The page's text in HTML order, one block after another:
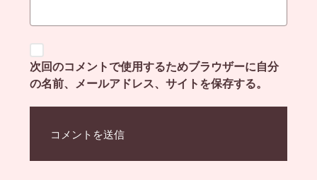
次回のコメントで使用するためブラウザーに自分
の名前、メールアドレス、サイトを保存する。